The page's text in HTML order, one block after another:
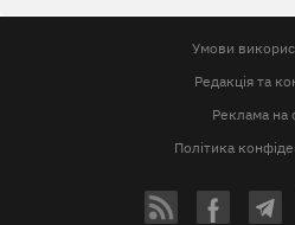
Умови
Редакція та
Реклама на
Політика